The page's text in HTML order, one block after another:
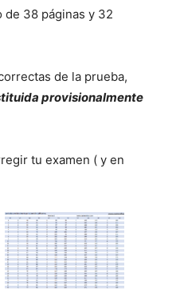
de 38 páginas y 32
de la prueba,
provisionalmente
tu examen ( y en